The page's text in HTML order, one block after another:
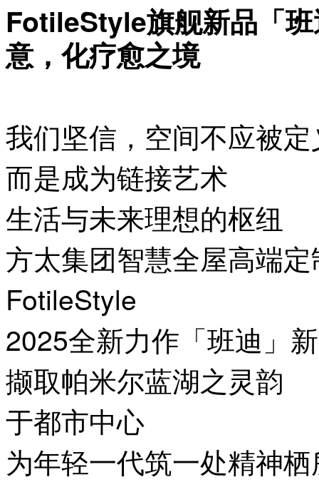
FotileStyle旗舰新品「
意，化疗愈之境
我们坚信，空间不应被
而是成为链接艺术
生活与未来理想的枢纽
方太集团智慧全屋高端
FotileStyle
2025全新力作「班迪」
撷取帕米尔蓝湖之灵韵
于都市中心
为年轻一代筑一处精神